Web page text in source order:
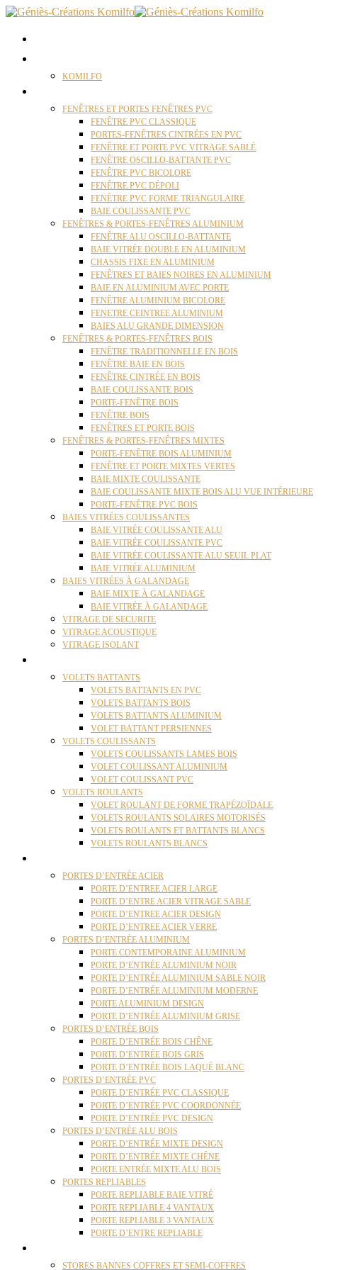
KOMILFO
FENÊTRES ET PORTES FENÊTRES PVC
FENÊTRE PVC CLASSIQUE
PORTES-FENÊTRES CINTRÉES EN PVC
FENÊTRE ET PORTE PVC VITRAGE SABLÉ
FENÊTRE OSCILLO-BATTANTE PVC
FENÊTRE PVC BICOLORE
FENÊTRE PVC DÉPOLI
FENÊTRE PVC FORME TRIANGULAIRE
BAIE COULISSANTE PVC
FENÊTRES & PORTES-FENÊTRES ALUMINIUM
FENÊTRE ALU OSCILLO-BATTANTE
BAIE VITRÉE DOUBLE EN ALUMINIUM
CHASSIS FIXE EN ALUMINIUM
FENÊTRES ET BAIES NOIRES EN ALUMINIUM
BAIE EN ALUMINIUM AVEC PORTE
FENÊTRE ALUMINIUM BICOLORE
FENETRE CEINTREE ALUMINIUM
BAIES ALU GRANDE DIMENSION
FENÊTRES & PORTES-FENÊTRES BOIS
FENÊTRE TRADITIONNELLE EN BOIS
FENÊTRE BAIE EN BOIS
FENÊTRE CINTRÉE EN BOIS
BAIE COULISSANTE BOIS
PORTE-FENÊTRE BOIS
FENÊTRE BOIS
FENÊTRES ET PORTE BOIS
FENÊTRES & PORTES-FENÊTRES MIXTES
PORTE-FENÊTRE BOIS ALUMINIUM
FENÊTRE ET PORTE MIXTES VERTES
BAIE MIXTE COULISSANTE
BAIE COULISSANTE MIXTE BOIS ALU VUE INTÉRIEURE
PORTE-FENÊTRE PVC BOIS
BAIES VITRÉES COULISSANTES
BAIE VITRÉE COULISSANTE ALU
BAIE VITRÉE COULISSANTE PVC
BAIE VITRÉE COULISSANTE ALU SEUIL PLAT
BAIE VITRÉE ALUMINIUM
BAIES VITRÉES À GALANDAGE
BAIE MIXTE À GALANDAGE
BAIE VITRÉE À GALANDAGE
VITRAGE DE SECURITE
VITRAGE ACOUSTIQUE
VITRAGE ISOLANT
VOLETS BATTANTS
VOLETS BATTANTS EN PVC
VOLETS BATTANTS BOIS
VOLETS BATTANTS ALUMINIUM
VOLET BATTANT PERSIENNES
VOLETS COULISSANTS
VOLETS COULISSANTS LAMES BOIS
VOLET COULISSANT ALUMINIUM
VOLET COULISSANT PVC
VOLETS ROULANTS
VOLET ROULANT DE FORME TRAPÉZOÏDALE
VOLETS ROULANTS SOLAIRES MOTORISÉS
VOLETS ROULANTS ET BATTANTS BLANCS
VOLETS ROULANTS BLANCS
PORTES D’ENTRÉE ACIER
PORTE D’ENTREE ACIER LARGE
PORTE D’ENTRE ACIER VITRAGE SABLE
PORTE D’ENTREE ACIER DESIGN
PORTE D’ENTREE ACIER VERRE
PORTES D’ENTRÉE ALUMINIUM
PORTE CONTEMPORAINE ALUMINIUM
PORTE D’ENTRÉE ALUMINIUM NOIR
PORTE D’ENTRÉE ALUMINIUM SABLE NOIR
PORTE D’ENTRÉE ALUMINIUM MODERNE
PORTE ALUMINIUM DESIGN
PORTE D’ENTRÉE ALUMINIUM GRISE
PORTES D’ENTRÉE BOIS
PORTE D’ENTRÉE BOIS CHÊNE
PORTE D’ENTRÉE BOIS GRIS
PORTE D’ENTRÉE BOIS LAQUÉ BLANC
PORTES D’ENTRÉE PVC
PORTE D’ENTRÉE PVC CLASSIQUE
PORTE D’ENTRÉE PVC COORDONNÉE
PORTE D’ENTRÉE PVC DESIGN
PORTES D’ENTRÉE ALU BOIS
PORTE D’ENTRÉE MIXTE DESIGN
PORTE D’ENTRÉE MIXTE CHÊNE
PORTE ENTRÉE MIXTE ALU BOIS
PORTES REPLIABLES
PORTE REPLIABLE BAIE VITRÉ
PORTE REPLIABLE 4 VANTAUX
PORTE REPLIABLE 3 VANTAUX
PORTE D’ENTRE REPLIABLE
STORES BANNES COFFRES ET SEMI-COFFRES